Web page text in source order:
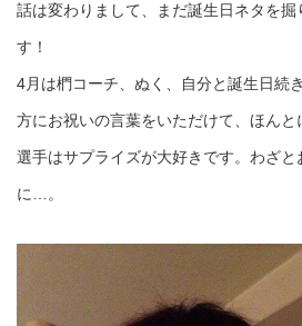
話は変わりまして、まだ誕生日ネタを掘
す！
4月は椚コーチ、ぬく、自分と誕生日続
方にお祝いの言葉をいただけて、ほん
選手はサプライズが大好きです。わざと
に…。